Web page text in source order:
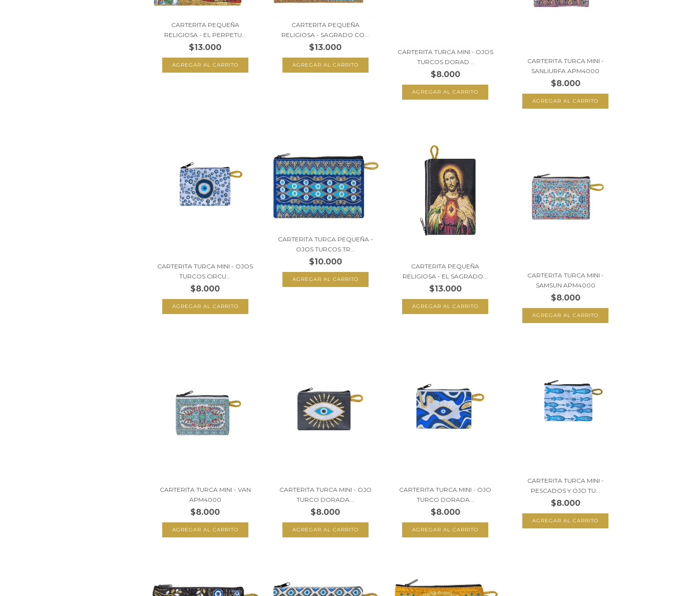
CARTERITA PEQUEÑA
RELIGIOSA - EL PERPETU...
$13.000
CARTERITA PEQUEÑA
RELIGIOSA - SAGRADO CO...
$13.000
CARTERITA TURCA MINI - OJOS
TURCOS DORAD...
$8.000
CARTERITA TURCA MINI -
SANLIURFA APM4000
$8.000
CARTERITA TURCA MINI - OJOS
TURCOS CIRCU...
$8.000
CARTERITA TURCA PEQUEÑA -
OJOS TURCOS TR...
$10.000
CARTERITA PEQUEÑA
RELIGIOSA - EL SAGRADO...
$13.000
CARTERITA TURCA MINI -
SAMSUN APM4000
$8.000
CARTERITA TURCA MINI - VAN
APM4000
$8.000
CARTERITA TURCA MINI - OJO
TURCO DORADA...
$8.000
CARTERITA TURCA MINI - OJO
TURCO DORADA...
$8.000
CARTERITA TURCA MINI -
PESCADOS Y OJO TU...
$8.000